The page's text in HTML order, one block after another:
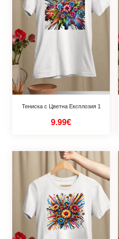
Тениска с Цветна Експлозия 1
9.99€